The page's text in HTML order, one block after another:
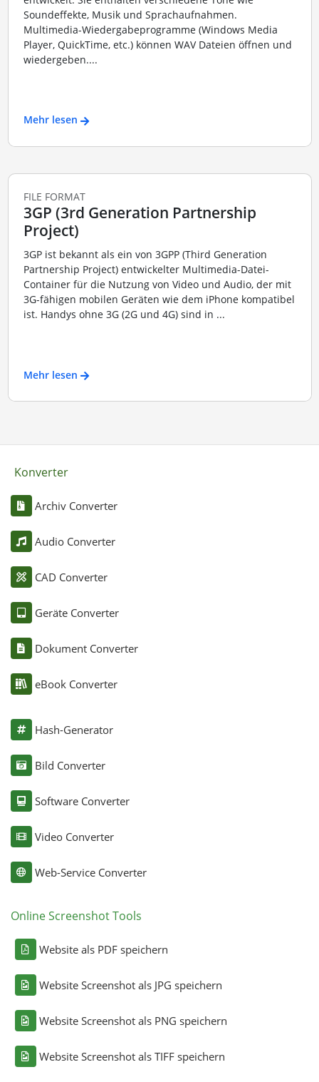
Soundeffekte, Musik und Sprachaufnahmen.
Multimedia-Wiedergabeprogramme (Windows Media
Player, QuickTime, etc.) können WAV Dateien öffnen und
wiedergeben....
Mehr lesen
FILE FORMAT
3GP (3rd Generation Partnership
Project)
3GP ist bekannt als ein von 3GPP (Third Generation
Partnership Project) entwickelter Multimedia-Datei-
Container für die Nutzung von Video und Audio, der mit
3G-fähigen mobilen Geräten wie dem iPhone kompatibel
ist. Handys ohne 3G (2G und 4G) sind in ...
Mehr lesen
Konverter
Archiv Converter
Audio Converter
CAD Converter
Geräte Converter
Dokument Converter
eBook Converter
Hash-Generator
Bild Converter
Software Converter
Video Converter
Web-Service Converter
Online Screenshot Tools
Website als PDF speichern
Website Screenshot als JPG speichern
Website Screenshot als PNG speichern
Website Screenshot als TIFF speichern